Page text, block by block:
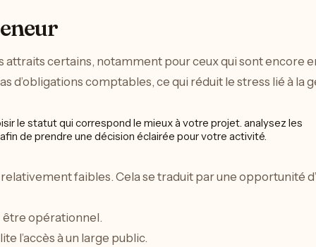
certains, notamment pour ceux qui sont encore
d’obligations comptables, ce qui réduit le stress lié à la
faibles. Cela se traduit par une opportunité
être opérationnel.
l’accès à un large public.